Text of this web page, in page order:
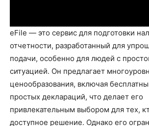
eFile — это сервис для подготовки
отчетности, разработанный для
подачи, особенно для людей с
ситуацией. Он предлагает
ценообразования, включая
простых деклараций, что делает его
привлекательным выбором для тех,
доступное решение. Однако его